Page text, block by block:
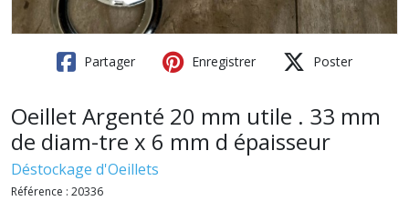
Partager Enregistrer Poster
Oeillet Argenté 20 mm utile . 33 mm
de diam-tre x 6 mm d épaisseur
Déstockage d'Oeillets
Référence : 20336